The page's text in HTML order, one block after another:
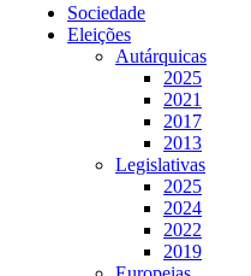
Sociedade
Eleições
Autárquicas
2025
2021
2017
2013
Legislativas
2025
2024
2022
2019